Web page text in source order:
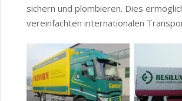
sichern und plombieren. Dies
vereinfachten internationalen